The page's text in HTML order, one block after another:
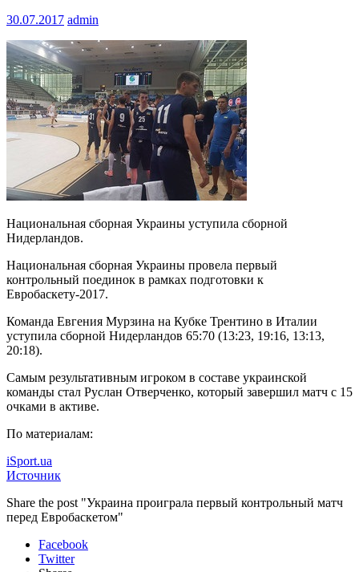
30.07.2017 admin
Национальная сборная Украины уступила сборной
Нидерландов.
Национальная сборная Украины провела первый
контрольный поединок в рамках подготовки к
Евробаскету-2017.
Команда Евгения Мурзина на Кубке Трентино в Италии
уступила сборной Нидерландов 65:70 (13:23, 19:16, 13:13,
20:18).
Самым результативным игроком в составе украинской
команды стал Руслан Отверченко, который завершил матч с 15
очками в активе.
По материалам:
iSport.ua
Источник
Share the post "Украина проиграла первый контрольный матч
перед Евробаскетом"
Facebook
Twitter